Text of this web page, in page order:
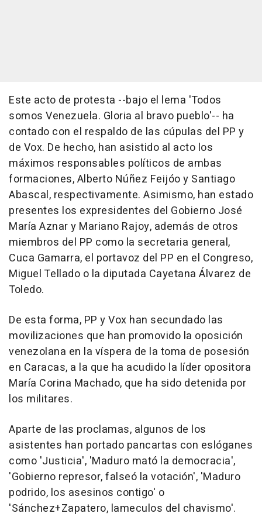
Este acto de protesta --bajo el lema 'Todos
somos Venezuela. Gloria al bravo pueblo'-- ha
contado con el respaldo de las cúpulas del PP y
de Vox. De hecho, han asistido al acto los
máximos responsables políticos de ambas
formaciones, Alberto Núñez Feijóo y Santiago
Abascal, respectivamente. Asimismo, han estado
presentes los expresidentes del Gobierno José
María Aznar y Mariano Rajoy, además de otros
miembros del PP como la secretaria general,
Cuca Gamarra, el portavoz del PP en el Congreso,
Miguel Tellado o la diputada Cayetana Álvarez de
Toledo.
De esta forma, PP y Vox han secundado las
movilizaciones que han promovido la oposición
venezolana en la víspera de la toma de posesión
en Caracas, a la que ha acudido la líder opositora
María Corina Machado, que ha sido detenida por
los militares.
Aparte de las proclamas, algunos de los
asistentes han portado pancartas con eslóganes
como 'Justicia', 'Maduro mató la democracia',
'Gobierno represor, falseó la votación', 'Maduro
podrido, los asesinos contigo' o
'Sánchez+Zapatero, lameculos del chavismo'.